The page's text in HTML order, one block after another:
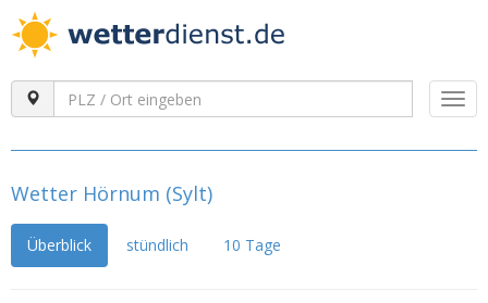
Wetter Hörnum (Sylt)
Überblick stündlich 10 Tage